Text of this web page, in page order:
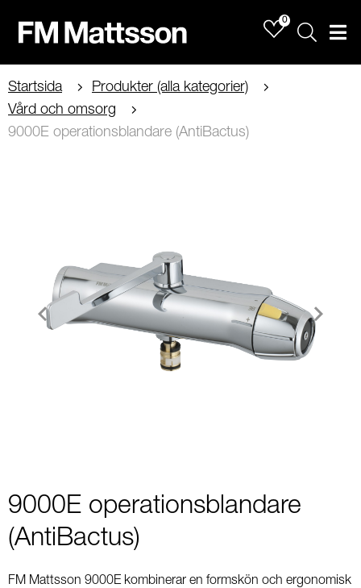
0
Sök
Startsida
Produkter (alla kategorier)
Vård och omsorg
9000E operationsblandare (AntiBactus)
9000E operationsblandare
(AntiBactus)
FM Mattsson 9000E kombinerar en formskön och ergonomisk